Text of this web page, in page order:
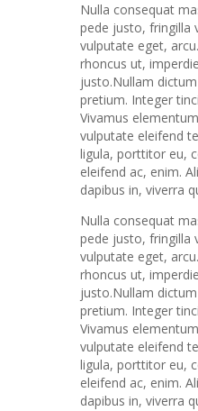
Nulla consequat
pede justo, fringilla
vulputate eget,
rhoncus ut,
justo.Nullam
pretium. Integer
Vivamus
vulputate eleifend
ligula, porttitor eu,
eleifend ac, enim.
dapibus in, viverra
Nulla consequat
pede justo, fringilla
vulputate eget,
rhoncus ut,
justo.Nullam
pretium. Integer
Vivamus
vulputate eleifend
ligula, porttitor eu,
eleifend ac, enim.
dapibus in, viverra